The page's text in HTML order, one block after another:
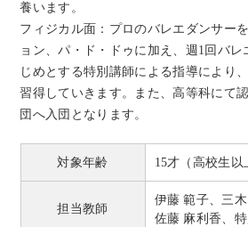
養います。
フィジカル面：プロのバレエダンサー
ョン、パ・ド・ドゥに加え、週1回バ
じめとする特別講師による指導により
習得していきます。また、高等科にて
団へ入団となります。
対象年齢 15才（高校生以
担当教師
伊藤 範子、三木
佐藤 麻利香、